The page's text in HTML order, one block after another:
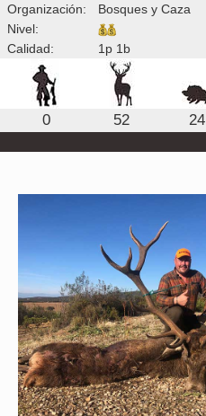
Organización:
Bosques y Caza
Nivel:
Calidad:
1p 1b
0 52 24